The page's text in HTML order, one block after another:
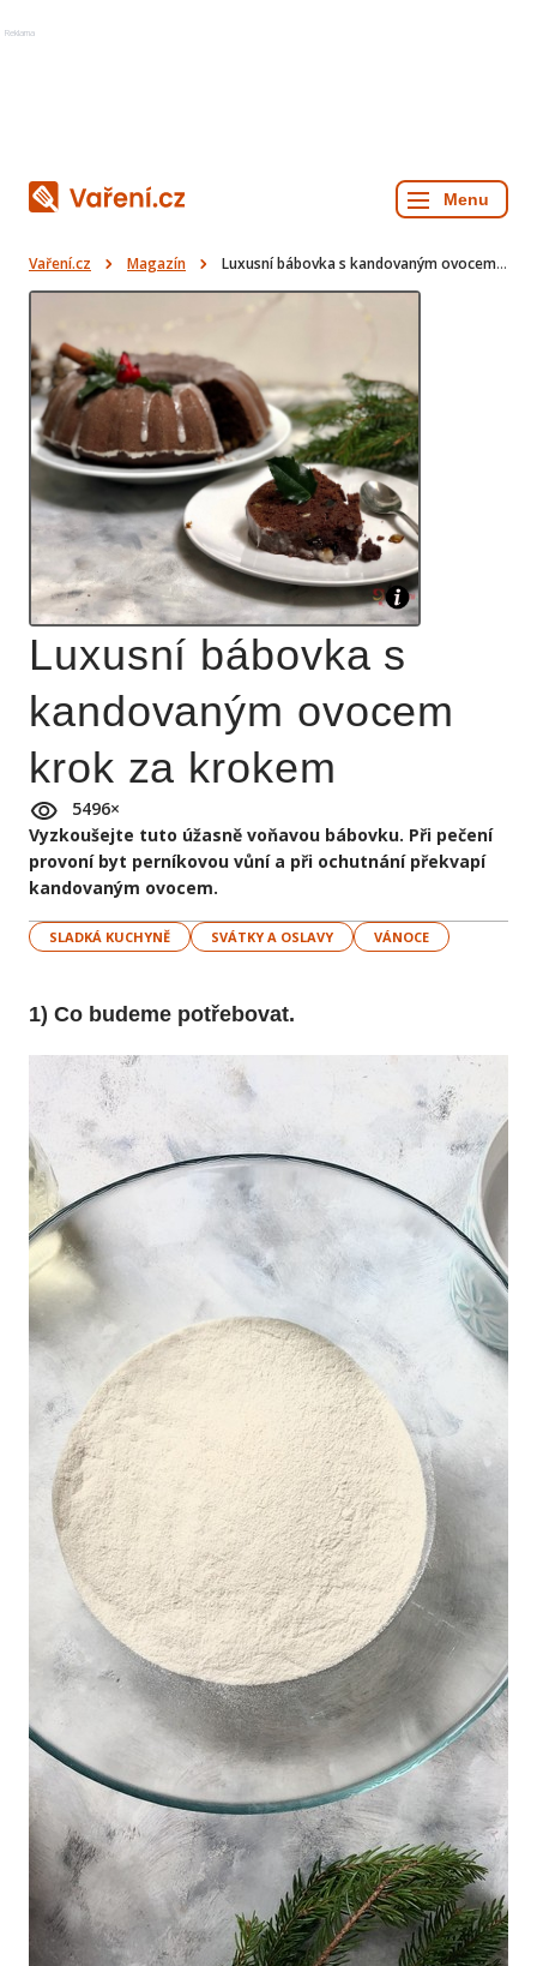
Reklama
Vaření.cz Magazín Luxusní bábovka s kandovaným ovocem krok za krokem
Luxusní bábovka s
kandovaným ovocem
krok za krokem
5496×
Vyzkoušejte tuto úžasně voňavou bábovku. Při pečení
provoní byt perníkovou vůní a při ochutnání překvapí
kandovaným ovocem.
SLADKÁ KUCHYNĚ SVÁTKY A OSLAVY VÁNOCE
1) Co budeme potřebovat.